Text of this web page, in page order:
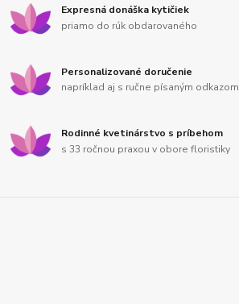
Expresná donáška kytičiek
priamo do rúk obdarovaného
Personalizované doručenie
napríklad aj s ručne písaným odkazom
Rodinné kvetinárstvo s príbehom
s 33 ročnou praxou v obore floristiky